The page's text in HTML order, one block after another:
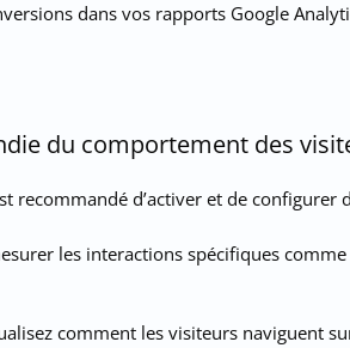
dans vos rapports Google
du comportement des
recommandé d’activer et de configurer
les interactions spécifiques
comment les visiteurs naviguent